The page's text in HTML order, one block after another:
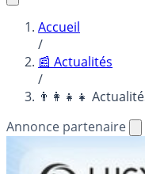
Accueil
/
📰 Actualités
/
👨‍👩‍👧‍👧
Annonce partenaire